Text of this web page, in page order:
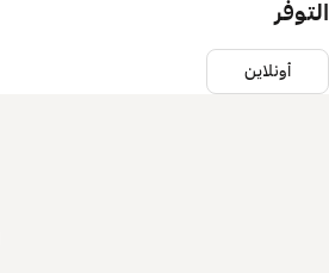
التوفر
أونلاين